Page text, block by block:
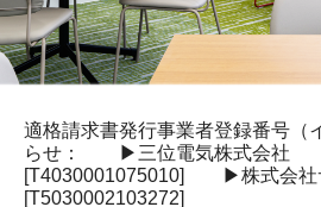
適格請求書発行事業者登録番号（
らせ： ▶三位電気株式会社
[T4030001075010] ▶株式会社
[T5030002103272]